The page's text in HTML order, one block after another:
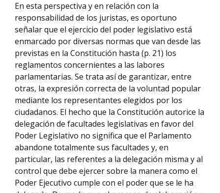
En esta perspectiva y en relación con la
responsabilidad de los juristas, es oportuno
señalar que el ejercicio del poder legislativo está
enmarcado por diversas normas que van desde las
previstas en la Constitución hasta (p. 21) los
reglamentos concernientes a las labores
parlamentarias. Se trata así de garantizar, entre
otras, la expresión correcta de la voluntad popular
mediante los representantes elegidos por los
ciudadanos. El hecho que la Constitución autorice la
delegación de facultades legislativas en favor del
Poder Legislativo no significa que el Parlamento
abandone totalmente sus facultades y, en
particular, las referentes a la delegación misma y al
control que debe ejercer sobre la manera como el
Poder Ejecutivo cumple con el poder que se le ha